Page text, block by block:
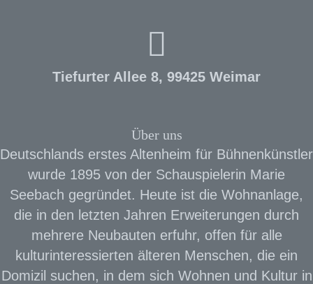
Tiefurter Allee 8, 99425 Weimar
Über uns
Deutschlands erstes Altenheim für Bühnenkünstler
wurde 1895 von der Schauspielerin Marie
Seebach gegründet. Heute ist die Wohnanlage,
die in den letzten Jahren Erweiterungen durch
mehrere Neubauten erfuhr, offen für alle
kulturinteressierten älteren Menschen, die ein
Domizil suchen, in dem sich Wohnen und Kultur in